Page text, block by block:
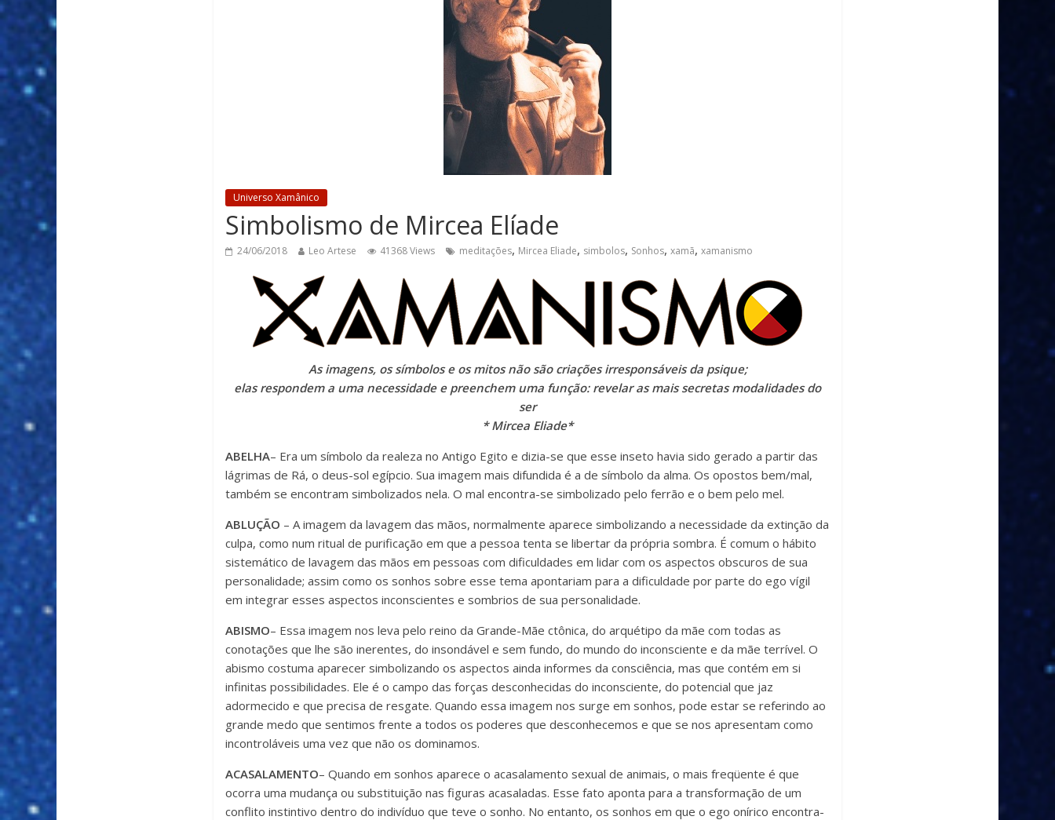
Universo Xamânico
Simbolismo de Mircea Elíade
24/06/2018 Leo Artese 41368 Views meditações, Mircea Eliade, simbolos, Sonhos, xamã, xamanismo
As imagens, os símbolos e os mitos não são criações irresponsáveis da psique;
elas respondem a uma necessidade e preenchem uma função: revelar as mais secretas modalidades do
ser
* Mircea Eliade*
ABELHA– Era um símbolo da realeza no Antigo Egito e dizia-se que esse inseto havia sido gerado a partir das
lágrimas de Rá, o deus-sol egípcio. Sua imagem mais difundida é a de símbolo da alma. Os opostos bem/mal,
também se encontram simbolizados nela. O mal encontra-se simbolizado pelo ferrão e o bem pelo mel.
ABLUÇÃO – A imagem da lavagem das mãos, normalmente aparece simbolizando a necessidade da extinção da
culpa, como num ritual de purificação em que a pessoa tenta se libertar da própria sombra. É comum o hábito
sistemático de lavagem das mãos em pessoas com dificuldades em lidar com os aspectos obscuros de sua
personalidade; assim como os sonhos sobre esse tema apontariam para a dificuldade por parte do ego vígil
em integrar esses aspectos inconscientes e sombrios de sua personalidade.
ABISMO– Essa imagem nos leva pelo reino da Grande-Mãe ctônica, do arquétipo da mãe com todas as
conotações que lhe são inerentes, do insondável e sem fundo, do mundo do inconsciente e da mãe terrível. O
abismo costuma aparecer simbolizando os aspectos ainda informes da consciência, mas que contém em si
infinitas possibilidades. Ele é o campo das forças desconhecidas do inconsciente, do potencial que jaz
adormecido e que precisa de resgate. Quando essa imagem nos surge em sonhos, pode estar se referindo ao
grande medo que sentimos frente a todos os poderes que desconhecemos e que se nos apresentam como
incontroláveis uma vez que não os dominamos.
ACASALAMENTO– Quando em sonhos aparece o acasalamento sexual de animais, o mais freqüente é que
ocorra uma mudança ou substituição nas figuras acasaladas. Esse fato aponta para a transformação de um
conflito instintivo dentro do indivíduo que teve o sonho. No entanto, os sonhos em que o ego onírico encontra-